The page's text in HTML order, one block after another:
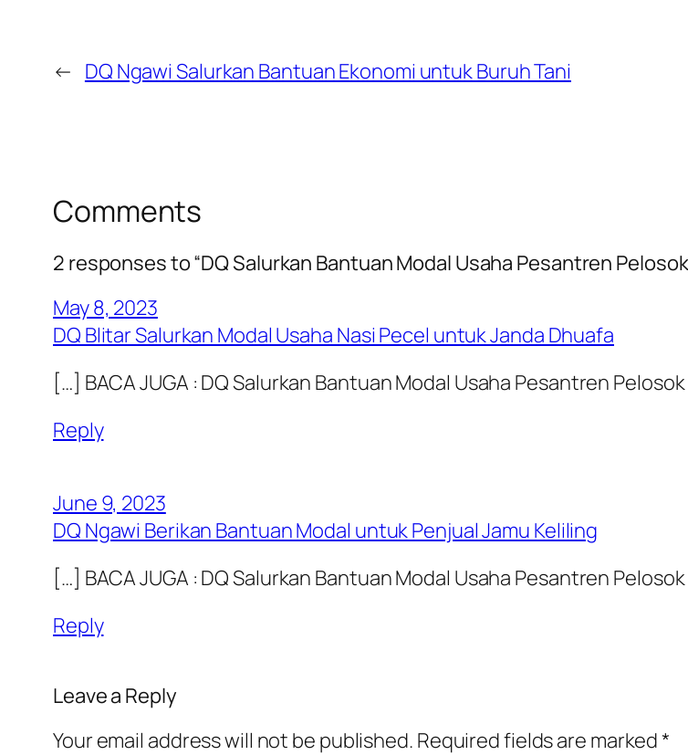
← DQ Ngawi Salurkan Bantuan Ekonomi untuk Buruh Tani
Comments
2 responses to “DQ Salurkan Bantuan Modal Usaha Pesantren
May 8, 2023
DQ Blitar Salurkan Modal Usaha Nasi Pecel untuk Janda Dhuafa
[…] BACA JUGA : DQ Salurkan Bantuan Modal Usaha Pesantren
Reply
June 9, 2023
DQ Ngawi Berikan Bantuan Modal untuk Penjual Jamu Keliling
[…] BACA JUGA : DQ Salurkan Bantuan Modal Usaha Pesantren
Reply
Leave a Reply
Your email address will not be published. Required fields are marked*